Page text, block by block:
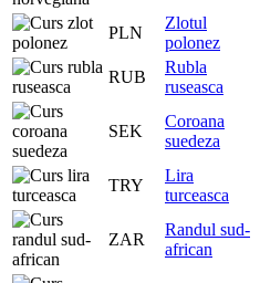
PLN
Zlotul
polonez
RUB
Rubla
ruseasca
SEK
Coroana
suedeza
TRY
Lira
turceasca
ZAR
Randul sud-
african